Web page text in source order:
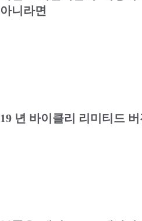
아니라면
19 년 바이클리 리미티드